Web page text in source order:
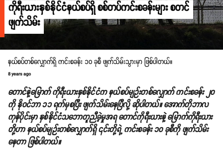
ကိုရီးယားနှစ်နိုင်ငံနယ်စပ်ရှိ စစ်တပ်ကင်းစခန်းများ စတင်
ဖျက်သိမ်း
နယ်စပ်တစ်လျှောက်ရှိ ကင်းစခန်း ၁၀ ခုစီ ဖျက်သိမ်းသွားမှာ ဖြစ်ပါတယ်။
8 years ago
တောင်နဲ့မြောက် ကိုရီးယားနှစ်နိုင်ငံက နယ်စပ်မျဉ်းတစ်လျှောက် ကင်းစခန်း ၂၀
ကို နိုဝင်ဘာ ၁၁ ရက်မှစပြီး ဖျက်သိမ်းနေပြီလို့ ဆိုပါတယ်။ အောက်တိုဘာလ
ကုန်ပိုင်းမှာ နှစ်နိုင်ငံသဘောတူညီခဲ့မှုအရ တောင်ကိုရီးယားနဲ့ မြောက်ကိုရီးယား
တို့ဟာ နယ်စပ်မျဉ်းတစ်လျှောက်ရှိ ၎င်းတို့ရဲ့ ကင်းစခန်း ၁၀ ခုစီကို ဖျက်သိမ်း
နေတာ ဖြစ်ပါတယ်။